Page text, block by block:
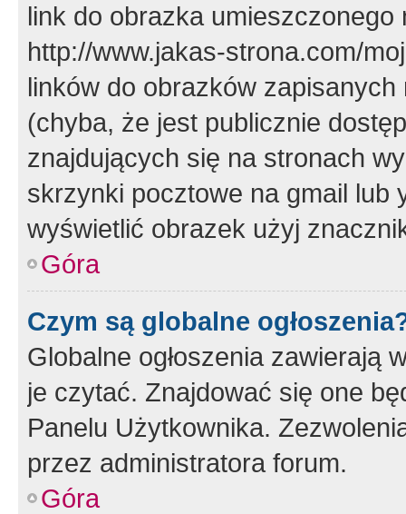
link do obrazka
http://www.jakas-strona.com/
linków do obrazków
(chyba, że jest publicznie
znajdujących się na stronach
skrzynki pocztowe na gmail lub
wyświetlić obrazek użyj
Góra
Czym są globalne
Globalne ogłoszenia zawierają
je czytać. Znajdować się one
Panelu Użytkownika.
przez administratora forum.
Góra